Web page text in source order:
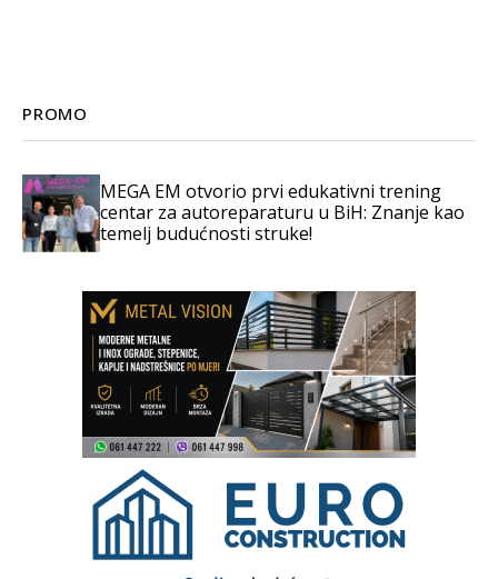
PROMO
MEGA EM otvorio prvi edukativni trening
centar za autoreparaturu u BiH: Znanje kao
temelj budućnosti struke!